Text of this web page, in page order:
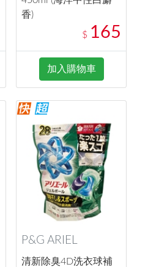
香)
$ 165
加入購物車
P&G ARIEL
清新除臭4D洗衣球補